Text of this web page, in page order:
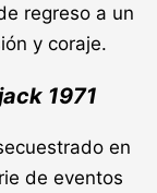
regreso a un
y coraje.
1971
en
de eventos